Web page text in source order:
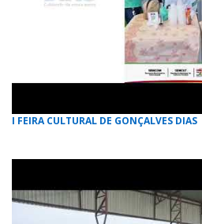
I FEIRA CULTURAL DE GONÇALVES DIAS